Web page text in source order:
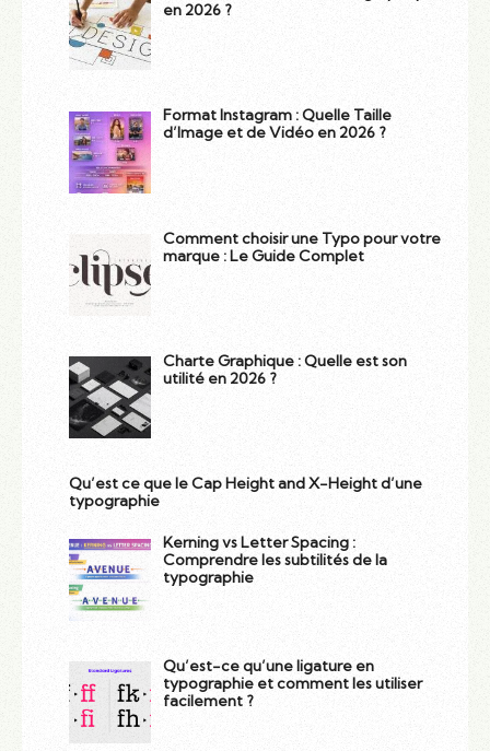
en 2026 ?
Format Instagram : Quelle Taille
d’Image et de Vidéo en 2026 ?
Comment choisir une Typo pour votre
marque : Le Guide Complet
Charte Graphique : Quelle est son
utilité en 2026 ?
Qu’est ce que le Cap Height and X-Height d’une
typographie
Kerning vs Letter Spacing :
Comprendre les subtilités de la
typographie
Qu’est-ce qu’une ligature en
typographie et comment les utiliser
facilement ?